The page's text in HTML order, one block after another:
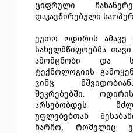
ციფრული
დაკავშირებული
ეუთო ოდირის ამავე
სახელმწიფოებმა
ამომცნობი და
ტექნოლოგიის
ვინც
შეკრებებში.
არსებობდეს
უფლებებთან
ჩარჩო, რომელიც